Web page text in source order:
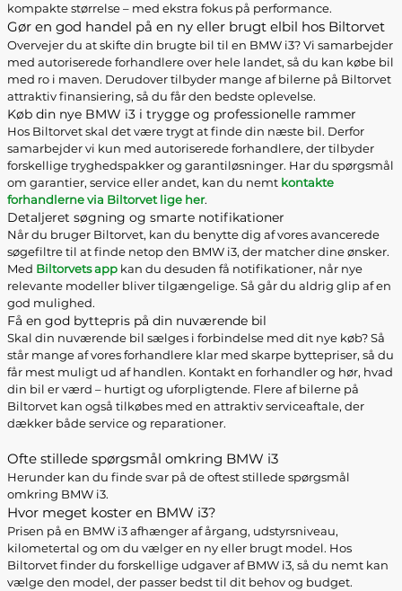
kompakte størrelse – med ekstra fokus på performance.
Gør en god handel på en ny eller brugt elbil hos Biltorvet
Overvejer du at skifte din brugte bil til en BMW i3? Vi samarbejder
med autoriserede forhandlere over hele landet, så du kan købe bil
med ro i maven. Derudover tilbyder mange af bilerne på Biltorvet
attraktiv finansiering, så du får den bedste oplevelse.
Køb din nye BMW i3 i trygge og professionelle rammer
Hos Biltorvet skal det være trygt at finde din næste bil. Derfor
samarbejder vi kun med autoriserede forhandlere, der tilbyder
forskellige tryghedspakker og garantiløsninger. Har du spørgsmål
om garantier, service eller andet, kan du nemt kontakte
forhandlerne via Biltorvet lige her.
Detaljeret søgning og smarte notifikationer
Når du bruger Biltorvet, kan du benytte dig af vores avancerede
søgefiltre til at finde netop den BMW i3, der matcher dine ønsker.
Med Biltorvets app kan du desuden få notifikationer, når nye
relevante modeller bliver tilgængelige. Så går du aldrig glip af en
god mulighed.
Få en god byttepris på din nuværende bil
Skal din nuværende bil sælges i forbindelse med dit nye køb? Så
står mange af vores forhandlere klar med skarpe byttepriser, så du
får mest muligt ud af handlen. Kontakt en forhandler og hør, hvad
din bil er værd – hurtigt og uforpligtende. Flere af bilerne på
Biltorvet kan også tilkøbes med en attraktiv serviceaftale, der
dækker både service og reparationer.
Ofte stillede spørgsmål omkring BMW i3
Herunder kan du finde svar på de oftest stillede spørgsmål
omkring BMW i3.
Hvor meget koster en BMW i3?
Prisen på en BMW i3 afhænger af årgang, udstyrsniveau,
kilometertal og om du vælger en ny eller brugt model. Hos
Biltorvet finder du forskellige udgaver af BMW i3, så du nemt kan
vælge den model, der passer bedst til dit behov og budget.